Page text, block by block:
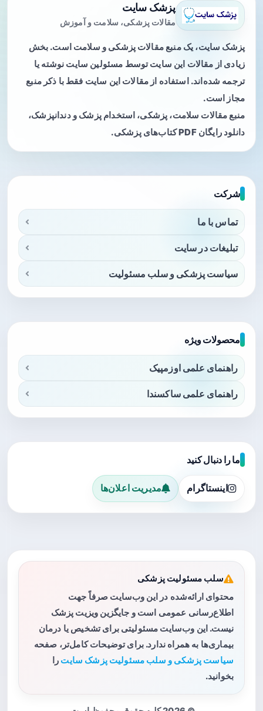
پزشک سایت
مقالات پزشکی، سلامت و آموزش
پزشک سایت، یک منبع مقالات پزشکی و سلامت است. بخش
زیادی از مقالات این سایت توسط مسئولین سایت نوشته یا
ترجمه شده‌اند. استفاده از مقالات این سایت فقط با ذکر منبع
مجاز است.
منبع مقالات سلامت، پزشکی، استخدام پزشک و دندانپزشک،
دانلود رایگان PDF کتاب‌های پزشکی.
شرکت
تماس با ما
تبلیغات در سایت
سیاست پزشکی و سلب مسئولیت
محصولات ویژه
راهنمای علمی اوزمپیک
راهنمای علمی ساکسندا
ما را دنبال کنید
اینستاگرام مدیریت اعلان‌ها
سلب مسئولیت پزشکی
محتوای ارائه‌شده در این وب‌سایت صرفاً جهت
اطلاع‌رسانی عمومی است و جایگزین ویزیت پزشک
نیست. این وب‌سایت مسئولیتی برای تشخیص یا درمان
بیماری‌ها به همراه ندارد. برای توضیحات کامل‌تر، صفحه
سیاست پزشکی و سلب مسئولیت پزشک سایت را
بخوانید.